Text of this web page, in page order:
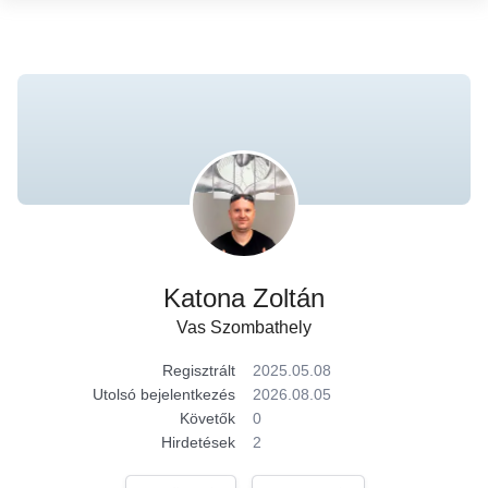
Katona Zoltán
Vas Szombathely
Regisztrált
2025.05.08
Utolsó bejelentkezés
2026.08.05
Követők
0
Hirdetések
2